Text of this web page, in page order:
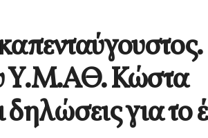
Υ.Μ.ΑΘ. Κώστα
για το